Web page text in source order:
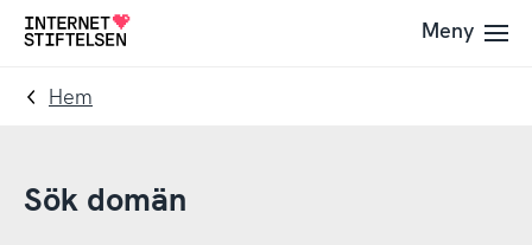
Till
navigering
Till
innehåll
Till
Meny
Hem
Sök domän